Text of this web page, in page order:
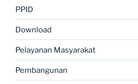
PPID
Download
Pelayanan Masyarakat
Pembangunan